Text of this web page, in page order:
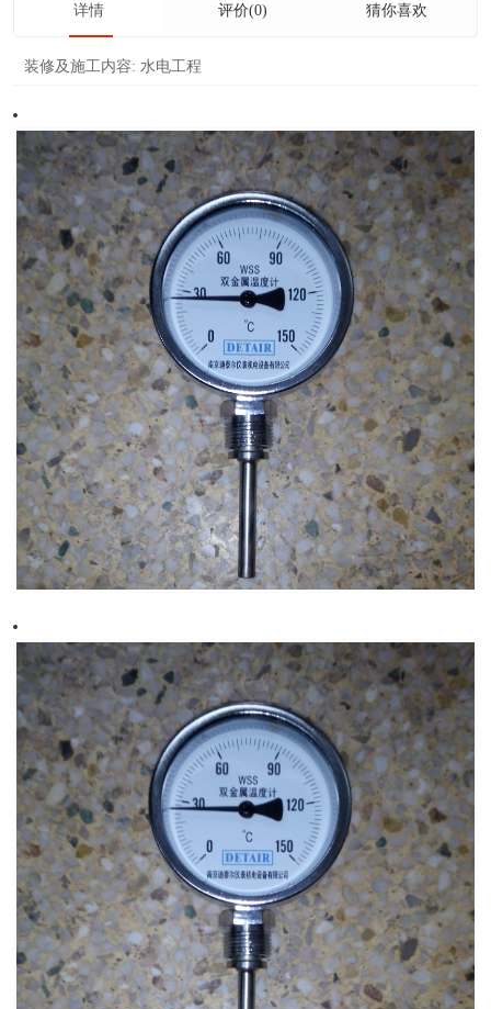
详情 评价(0) 猜你喜欢
装修及施工内容: 水电工程